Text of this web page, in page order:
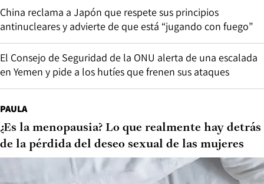
China reclama a Japón que respete sus principios
antinucleares y advierte de que está “jugando con fuego”
El Consejo de Seguridad de la ONU alerta de una escalada
en Yemen y pide a los hutíes que frenen sus ataques
PAULA
¿Es la menopausia? Lo que realmente hay detrás
de la pérdida del deseo sexual de las mujeres